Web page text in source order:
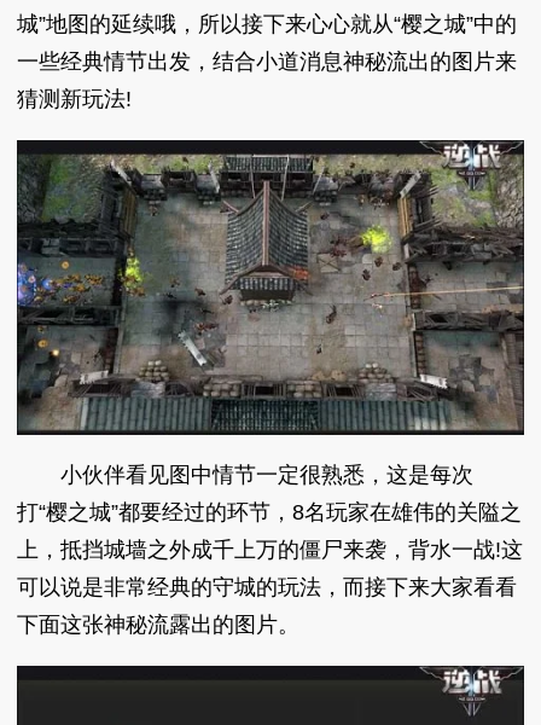
城”地图的延续哦，所以接下来心心就从“樱之城”中的
一些经典情节出发，结合小道消息神秘流出的图片来
猜测新玩法!
小伙伴看见图中情节一定很熟悉，这是每次
打“樱之城”都要经过的环节，8名玩家在雄伟的关隘之
上，抵挡城墙之外成千上万的僵尸来袭，背水一战!这
可以说是非常经典的守城的玩法，而接下来大家看看
下面这张神秘流露出的图片。